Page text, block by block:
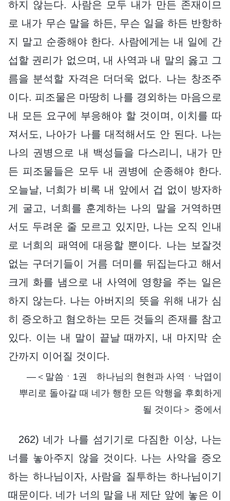
하지 않는다. 사람은 모두 내가 만든 존재이므
로 내가 무슨 말을 하든, 무슨 일을 하든 반항하
지 말고 순종해야 한다. 사람에게는 내 일에 간
섭할 권리가 없으며, 내 사역과 내 말의 옳고 그
름을 분석할 자격은 더더욱 없다. 나는 창조주
이다. 피조물은 마땅히 나를 경외하는 마음으로
내 모든 요구에 부응해야 할 것이며, 이치를 따
져서도, 나아가 나를 대적해서도 안 된다. 나는
나의 권병으로 내 백성들을 다스리니, 내가 만
든 피조물들은 모두 내 권병에 순종해야 한다.
오늘날, 너희가 비록 내 앞에서 겁 없이 방자하
게 굴고, 너희를 훈계하는 나의 말을 거역하면
서도 두려운 줄 모르고 있지만, 나는 오직 인내
로 너희의 패역에 대응할 뿐이다. 나는 보잘것
없는 구더기들이 거름 더미를 뒤집는다고 해서
크게 화를 냄으로 내 사역에 영향을 주는 일은
하지 않는다. 나는 아버지의 뜻을 위해 내가 심
히 증오하고 혐오하는 모든 것들의 존재를 참고
있다. 이는 내 말이 끝날 때까지, 내 마지막 순
간까지 이어질 것이다.
―＜말씀ㆍ1권 하나님의 현현과 사역ㆍ낙엽이
뿌리로 돌아갈 때 네가 행한 모든 악행을 후회하게
될 것이다＞ 중에서
262) 네가 나를 섬기기로 다짐한 이상, 나는
너를 놓아주지 않을 것이다. 나는 사악을 증오
하는 하나님이자, 사람을 질투하는 하나님이기
때문이다. 네가 너의 말을 내 제단 앞에 놓은 이